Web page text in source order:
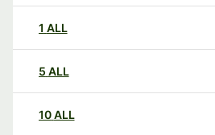
1 ALL
5 ALL
10ALL